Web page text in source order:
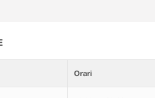
Orari